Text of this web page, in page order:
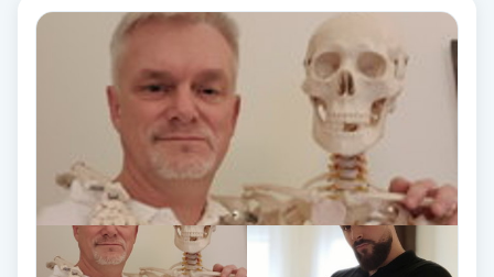
Faceliftmassage
Fettreducering
Fibromassage
Fillers